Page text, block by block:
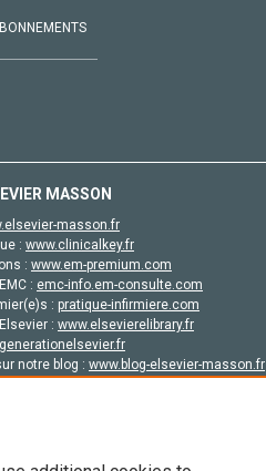
MASSON
masson.fr
: www.clinicalkey.fr
: www.em-premium.com
: emc-info.em-consulte.com
: pratique-infirmiere.com
: www.elsevierelibrary.fr
notre blog : www.blog-elsevier-masson.fr